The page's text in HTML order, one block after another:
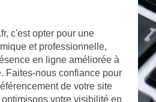
c'est opter pour une
et professionnelle,
en ligne améliorée à
Faites-nous confiance pour
de votre site
votre visibilité en